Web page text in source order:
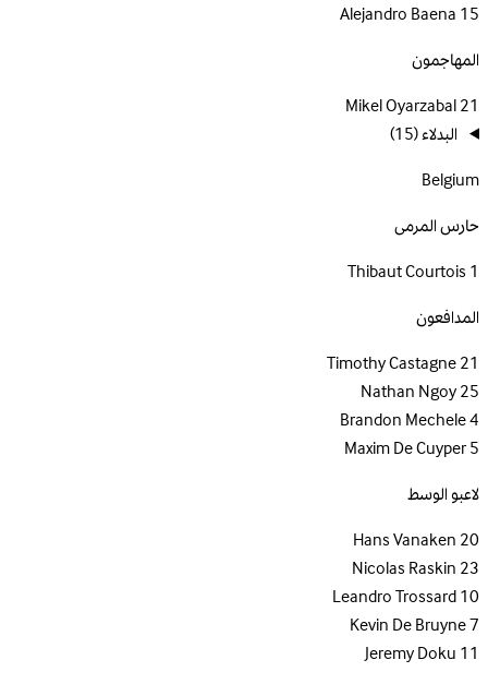
15
Alejandro Baena
المهاجمون
21
Mikel Oyarzabal
البدلاء(15)
Belgium
حارس المرمى
1
Thibaut Courtois
المدافعون
21
Timothy Castagne
25
Nathan Ngoy
4
Brandon Mechele
5
Maxim De Cuyper
لاعبو الوسط
20
Hans Vanaken
23
Nicolas Raskin
10
Leandro Trossard
7
Kevin De Bruyne
11
Jeremy Doku